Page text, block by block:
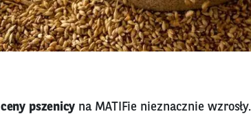
ceny pszenicy na MATIFie nieznacznie